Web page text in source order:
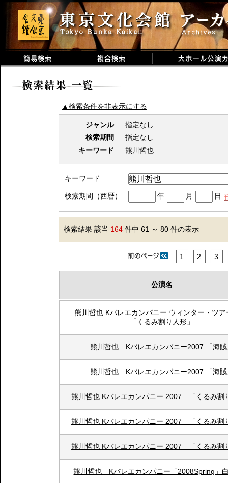
▲検索条件を非表示にする
ジャンル
指定なし
検索期間
指定なし
キーワード
熊川哲也
キーワード
検索期間（西暦） 年 月 日
検索結果 該当 164 件中 61 ～ 80 件の表示
1 2 3
公演名
熊川哲也 Kバレエカンパニー ウィンター・ツ
「くるみ割り人形」
熊川哲也 Kバレエカンパニー2007 「海
熊川哲也 Kバレエカンパニー2007 「海
熊川哲也 Kバレエカンパニー 2007 「くるみ割
熊川哲也 Kバレエカンパニー 2007 「くるみ割
熊川哲也 Kバレエカンパニー 2007 「くるみ割
熊川哲也 Kバレエカンパニー「2008Spring」